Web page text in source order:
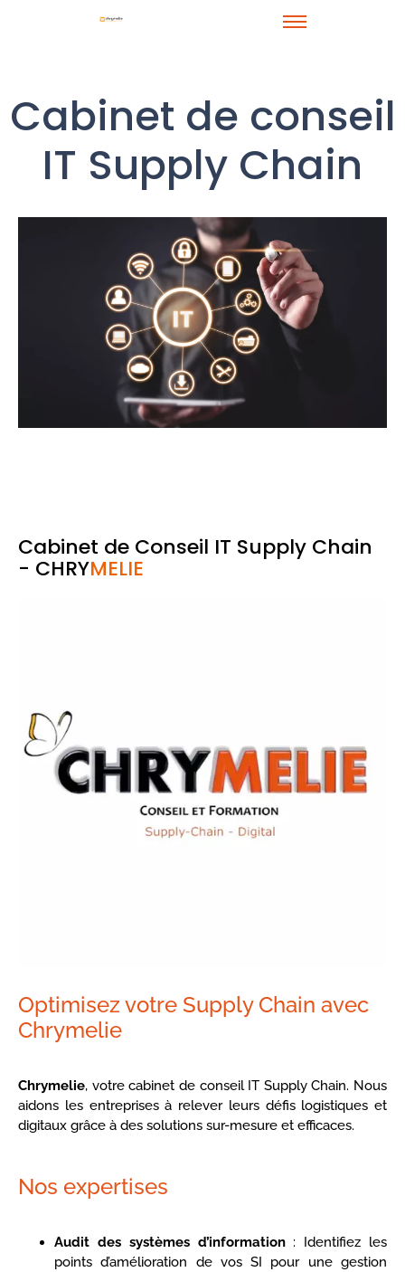
Cabinet de conseil
IT Supply Chain
Cabinet de Conseil IT Supply Chain
- CHRYMELIE
Optimisez votre Supply Chain avec
Chrymelie
Chrymelie, votre cabinet de conseil IT Supply Chain. Nous
aidons les entreprises à relever leurs défis logistiques et
digitaux grâce à des solutions sur-mesure et efficaces.
Nos expertises
Audit des systèmes d’information: Identifiez les
points d’amélioration de vos SI pour une gestion